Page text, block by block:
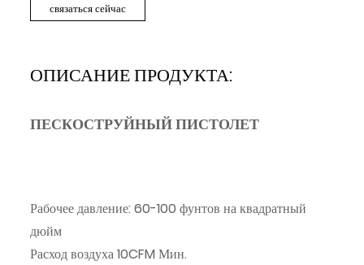
связаться сейчас
ОПИСАНИЕ ПРОДУКТА:
ПЕСКОСТРУЙНЫЙ ПИСТОЛЕТ
Рабочее давление: 60-100 фунтов на квадратный
дюйм
Расход воздуха 10CFM Мин.